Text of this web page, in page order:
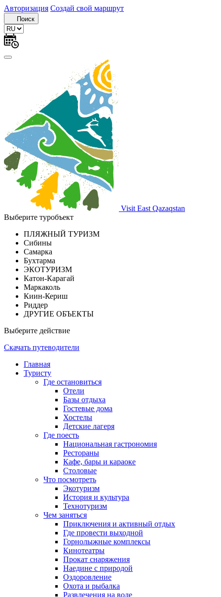
Авторизация Создай свой маршрут
Поиск
Visit East Qazaqstan
Выберите туробъект
ПЛЯЖНЫЙ ТУРИЗМ
Сибины
Самарка
Бухтарма
ЭКОТУРИЗМ
Катон-Карагай
Маркаколь
Киин-Кериш
Риддер
ДРУГИЕ ОБЪЕКТЫ
Выберите действие
Скачать путеводители
Главная
Туристу
Где остановиться
Отели
Базы отдыха
Гостевые дома
Хостелы
Детские лагеря
Где поесть
Национальная гастрономия
Рестораны
Кафе, бары и караоке
Столовые
Что посмотреть
Экотуризм
История и культура
Технотуризм
Чем заняться
Приключения и активный отдых
Где провести выходной
Горнолыжные комплексы
Кинотеатры
Прокат снаряжения
Наедине с природой
Оздоровление
Охота и рыбалка
Развлечения на воде